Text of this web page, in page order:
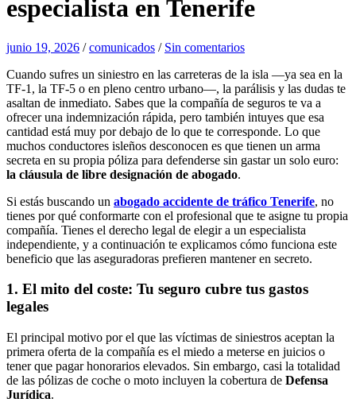
especialista en Tenerife
junio 19, 2026 /comunicados / Sin comentarios
Cuando sufres un siniestro en las carreteras de la isla —ya sea en la
TF-1, la TF-5 o en pleno centro urbano—, la parálisis y las dudas te
asaltan de inmediato. Sabes que la compañía de seguros te va a
ofrecer una indemnización rápida, pero también intuyes que esa
cantidad está muy por debajo de lo que te corresponde. Lo que
muchos conductores isleños desconocen es que tienen un arma
secreta en su propia póliza para defenderse sin gastar un solo euro:
la cláusula de libre designación de abogado.
Si estás buscando un abogado accidente de tráfico Tenerife, no
tienes por qué conformarte con el profesional que te asigne tu propia
compañía. Tienes el derecho legal de elegir a un especialista
independiente, y a continuación te explicamos cómo funciona este
beneficio que las aseguradoras prefieren mantener en secreto.
1. El mito del coste: Tu seguro cubre tus gastos
legales
El principal motivo por el que las víctimas de siniestros aceptan la
primera oferta de la compañía es el miedo a meterse en juicios o
tener que pagar honorarios elevados. Sin embargo, casi la totalidad
de las pólizas de coche o moto incluyen la cobertura de Defensa
Jurídica.